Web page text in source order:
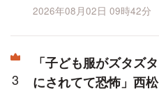
2026年08月02日 09時42分
「子ども服がズタズタ
にされてて恐怖」西松